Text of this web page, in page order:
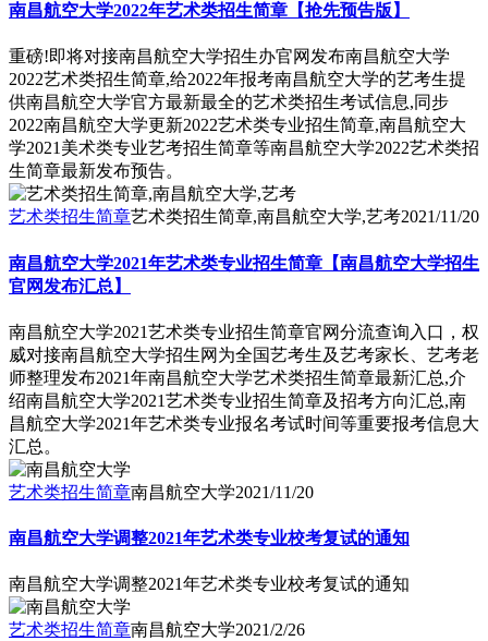
南昌航空大学2022年艺术类招生简章【抢先预告版】
重磅!即将对接南昌航空大学招生办官网发布南昌航空大学
2022艺术类招生简章,给2022年报考南昌航空大学的艺考生提
供南昌航空大学官方最新最全的艺术类招生考试信息,同步
2022南昌航空大学更新2022艺术类专业招生简章,南昌航空大
学2021美术类专业艺考招生简章等南昌航空大学2022艺术类招
生简章最新发布预告。
艺术类招生简章艺术类招生简章,南昌航空大学,艺考2021/11/20
南昌航空大学2021年艺术类专业招生简章【南昌航空大学招生
官网发布汇总】
南昌航空大学2021艺术类专业招生简章官网分流查询入口，权
威对接南昌航空大学招生网为全国艺考生及艺考家长、艺考老
师整理发布2021年南昌航空大学艺术类招生简章最新汇总,介
绍南昌航空大学2021艺术类专业招生简章及招考方向汇总,南
昌航空大学2021年艺术类专业报名考试时间等重要报考信息大
汇总。
艺术类招生简章南昌航空大学2021/11/20
南昌航空大学调整2021年艺术类专业校考复试的通知
南昌航空大学调整2021年艺术类专业校考复试的通知
艺术类招生简章南昌航空大学2021/2/26